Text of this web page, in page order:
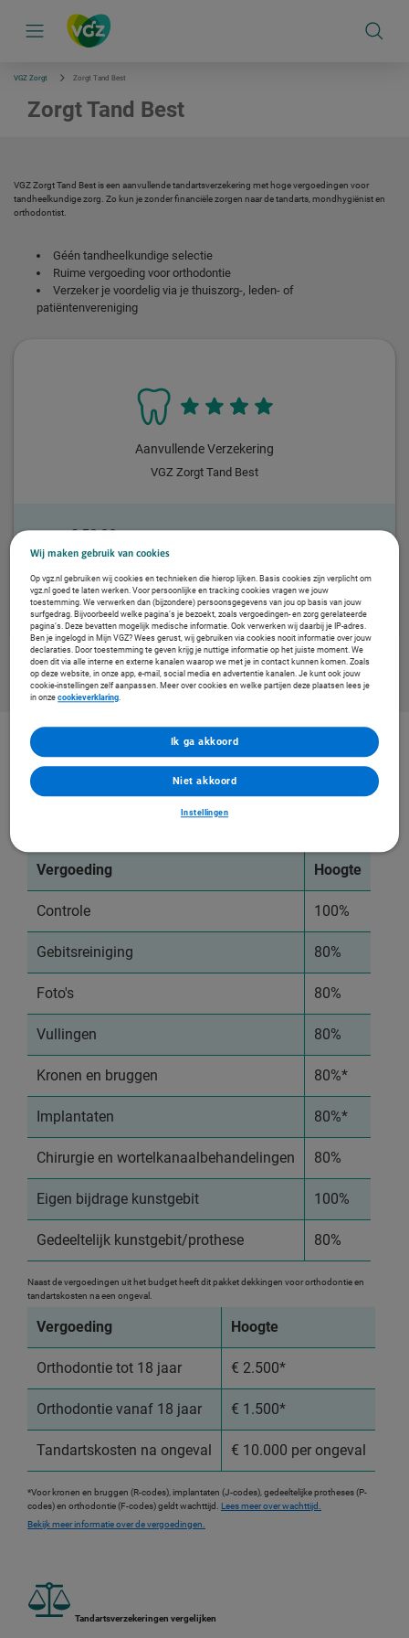
VGZ Zorgt Zorgt Tand Best
Zorgt Tand Best
VGZ Zorgt Tand Best is een aanvullende tandartsverzekering met hoge vergoedingen voor
tandheelkundige zorg. Zo kun je zonder financiële zorgen naar de tandarts, mondhygiënist en
orthodontist.
Géén tandheelkundige selectie
Ruime vergoeding voor orthodontie
Verzeker je voordelig via je thuiszorg-, leden- of
patiëntenvereniging
VGZ Zorgt Tand Best
Aanvullende Verzekering
€ 58,00 per maand
Bereken mijn premie
Wat krijg je vergoed met Zorgt Tand Best?
Met Zorgt Tand Best heb je een budget van € 1.000 per jaar voor tandarts en mondzorg.
Hieronder lees je welke vergoedingen je krijgt binnen dit budget.
Vergoeding Hoogte
Controle 100%
Gebitsreiniging 80%
Foto's 80%
Vullingen 80%
Kronen en bruggen 80%*
Implantaten 80%*
Chirurgie en wortelkanaalbehandelingen 80%
Eigen bijdrage kunstgebit 100%
Gedeeltelijk kunstgebit/prothese 80%
Naast de vergoedingen uit het budget heeft dit pakket dekkingen voor orthodontie en
tandartskosten na een ongeval.
Vergoeding Hoogte
Orthodontie tot 18 jaar € 2.500*
Orthodontie vanaf 18 jaar € 1.500*
Tandartskosten na ongeval € 10.000 per ongeval
*Voor kronen en bruggen (R-codes), implantaten (J-codes), gedeeltelijke protheses (P-
codes) en orthodontie (F-codes) geldt wachttijd. Lees meer over wachttijd.
Bekijk meer informatie over de vergoedingen.
Tandartsverzekeringen vergelijken
Wij maken gebruik van cookies
Op vgz.nl gebruiken wij cookies en technieken die hierop lijken. Basis cookies zijn verplicht om
vgz.nl goed te laten werken. Voor persoonlijke en tracking cookies vragen we jouw
toestemming. We verwerken dan (bijzondere) persoonsgegevens van jou op basis van jouw
surfgedrag. Bijvoorbeeld welke pagina’s je bezoekt, zoals vergoedingen- en zorg gerelateerde
pagina’s. Deze bevatten mogelijk medische informatie. Ook verwerken wij daarbij je IP-adres.
Ben je ingelogd in Mijn VGZ? Wees gerust, wij gebruiken via cookies nooit informatie over jouw
declaraties. Door toestemming te geven krijg je nuttige informatie op het juiste moment. We
doen dit via alle interne en externe kanalen waarop we met je in contact kunnen komen. Zoals
op deze website, in onze app, e-mail, social media en advertentie kanalen. Je kunt ook jouw
cookie-instellingen zelf aanpassen. Meer over cookies en welke partijen deze plaatsen lees je
in onzecookieverklaring
Instellingen
Niet akkoord
Ik ga akkoord